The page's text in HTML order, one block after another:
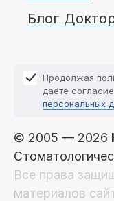
Блог
Продолжая
даёте
персональных
© 2005 — 2026
Все права
материалов